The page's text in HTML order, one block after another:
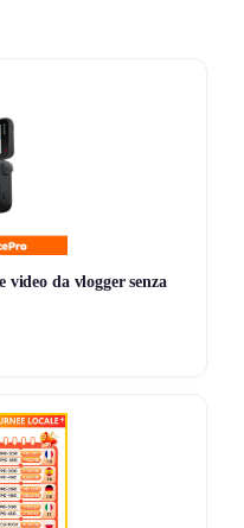
del treppiede, notando
conferisca una
regolazione dell’altezza
altri punti a favore.
di 8 kg potrebbe
un’opzione più
girevole liquida è
lo considera un ottimo
della fotografia e
da vlogger senza